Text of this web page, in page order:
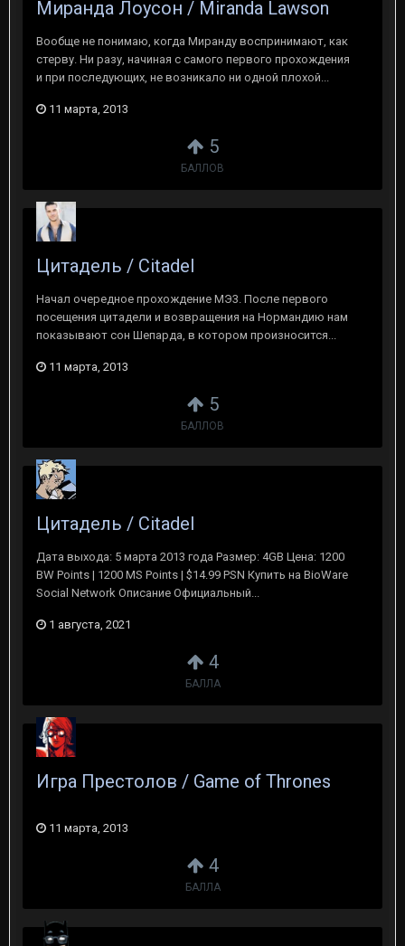
5
БАЛЛОВ
Миранда Лоусон / Miranda Lawson
Вообще не понимаю, когда Миранду воспринимают, как
стерву. Ни разу, начиная с самого первого прохождения
и при последующих, не возникало ни одной плохой...
11 марта, 2013
5
БАЛЛОВ
Цитадель / Citadel
Начал очередное прохождение МЭ3. После первого
посещения цитадели и возвращения на Нормандию нам
показывают сон Шепарда, в котором произносится...
11 марта, 2013
4
БАЛЛА
Цитадель / Citadel
Дата выхода: 5 марта 2013 года Размер: 4GB Цена: 1200
BW Points | 1200 MS Points | $14.99 PSN Купить на BioWare
Social Network Описание Официальный...
1 августа, 2021
4
БАЛЛА
Игра Престолов / Game of Thrones
11 марта, 2013